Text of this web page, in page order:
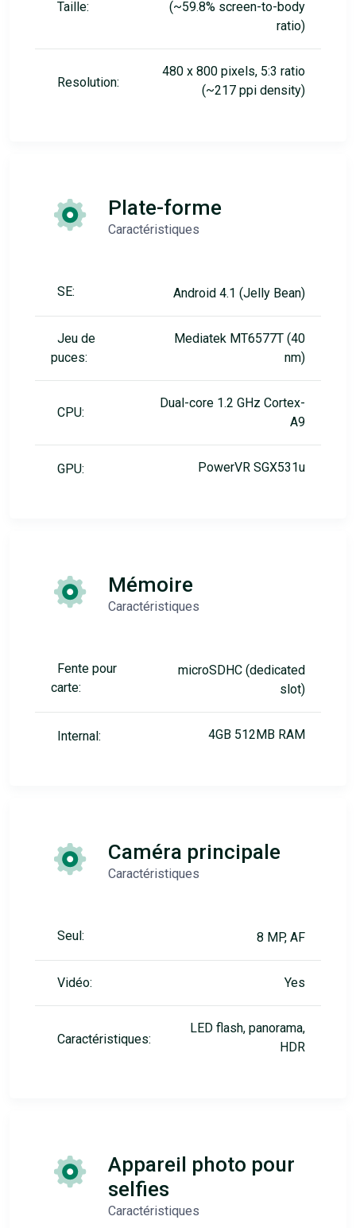
Taille:
(~59.8% screen-to-body
ratio)
Resolution:
480 x 800 pixels, 5:3 ratio
(~217 ppi density)
Plate-forme
Caractéristiques
SE: Android 4.1 (Jelly Bean)
Jeu de
puces:
Mediatek MT6577T (40
nm)
CPU:
Dual-core 1.2 GHz Cortex-
A9
GPU: PowerVR SGX531u
Mémoire
Caractéristiques
Fente pour
carte:
microSDHC (dedicated
slot)
Internal: 4GB 512MB RAM
Caméra principale
Caractéristiques
Seul: 8 MP, AF
Vidéo: Yes
Caractéristiques:
LED flash, panorama,
HDR
Appareil photo pour
selfies
Caractéristiques